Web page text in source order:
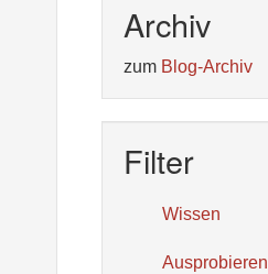
Archiv
zum Blog-Archiv
Filter
Wissen
Ausprobieren